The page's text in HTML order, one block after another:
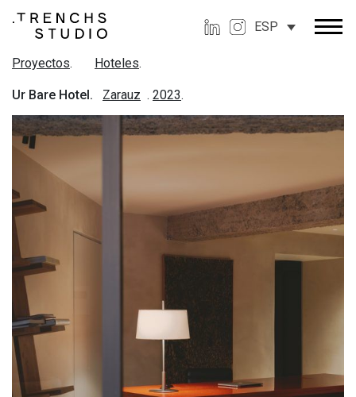
ESP
Proyectos. Hoteles.
Ur Bare Hotel. Zarauz . 2023.